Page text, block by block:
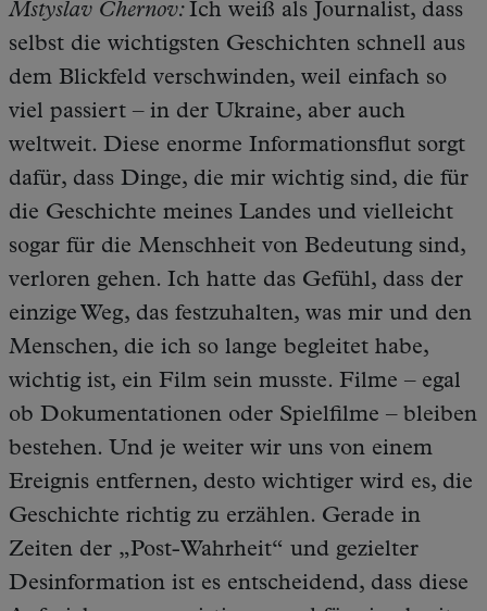
Mstyslav Chernov: Ich weiß als Journalist, dass
selbst die wichtigsten Geschichten schnell aus
dem Blickfeld verschwinden, weil einfach so
viel passiert – in der Ukraine, aber auch
weltweit. Diese enorme Informationsflut sorgt
dafür, dass Dinge, die mir wichtig sind, die für
die Geschichte meines Landes und vielleicht
sogar für die Menschheit von Bedeutung sind,
verloren gehen. Ich hatte das Gefühl, dass der
einzige Weg, das festzuhalten, was mir und den
Menschen, die ich so lange begleitet habe,
wichtig ist, ein Film sein musste. Filme – egal
ob Dokumentationen oder Spielfilme – bleiben
bestehen. Und je weiter wir uns von einem
Ereignis entfernen, desto wichtiger wird es, die
Geschichte richtig zu erzählen. Gerade in
Zeiten der „Post-Wahrheit“ und gezielter
Desinformation ist es entscheidend, dass diese